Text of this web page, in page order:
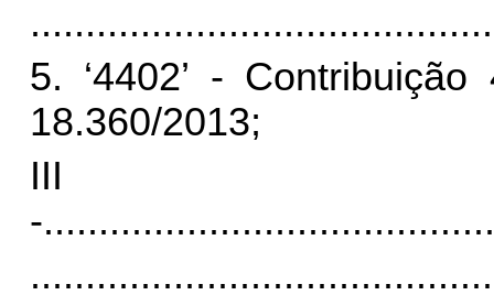
5. ‘4402’ -
18.360/2013;
III
-